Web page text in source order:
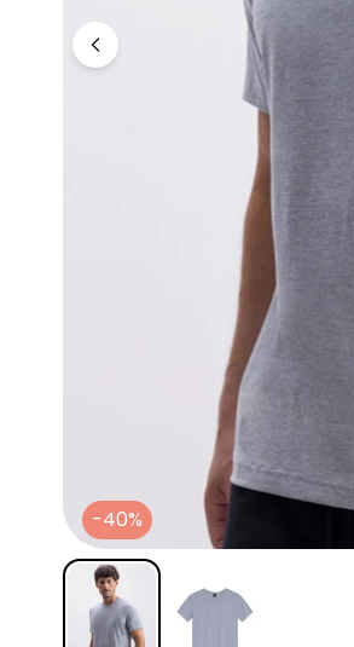
-40%